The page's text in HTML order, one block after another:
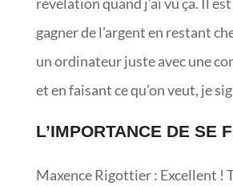
gagner de l’argent en restant
un ordinateur juste avec une
et en faisant ce qu’on veut, je
L’IMPORTANCE DE SE
Maxence Rigottier : Excellent !